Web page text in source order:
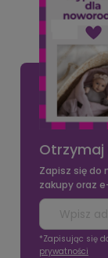
Zapisz się do
zakupy oraz
*Zapisując się
prywatności